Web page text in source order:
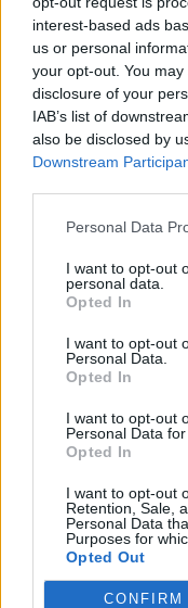
interest-based ads
us or personal
your opt-out. You
disclosure of your
IAB’s list of
also be disclosed by
Downstream
Personal Data
I want to opt-out
personal data.
Opted In
I want to opt-out
Personal Data.
Opted In
I want to opt-out
Personal Data
Opted In
I want to opt-out
Retention, Sale,
Personal Data
Purposes for
Opted Out
CONFIRM
πλοίου –
6 Αυγούστου, 2026
Ντύθηκε «Χάρος» και
6 Αυγούστου, 2026
6 Αυγούστου, 2026
Δολοφονία
Αφγανού
6 Αυγούστου, 2026
TRENDING
ΝΟΣΟΚΟΜΕΙΟ #